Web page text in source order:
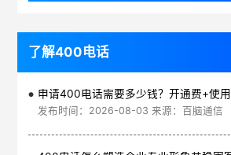
了解400电话
发布时间：2026-08-03 来源：百脑通信